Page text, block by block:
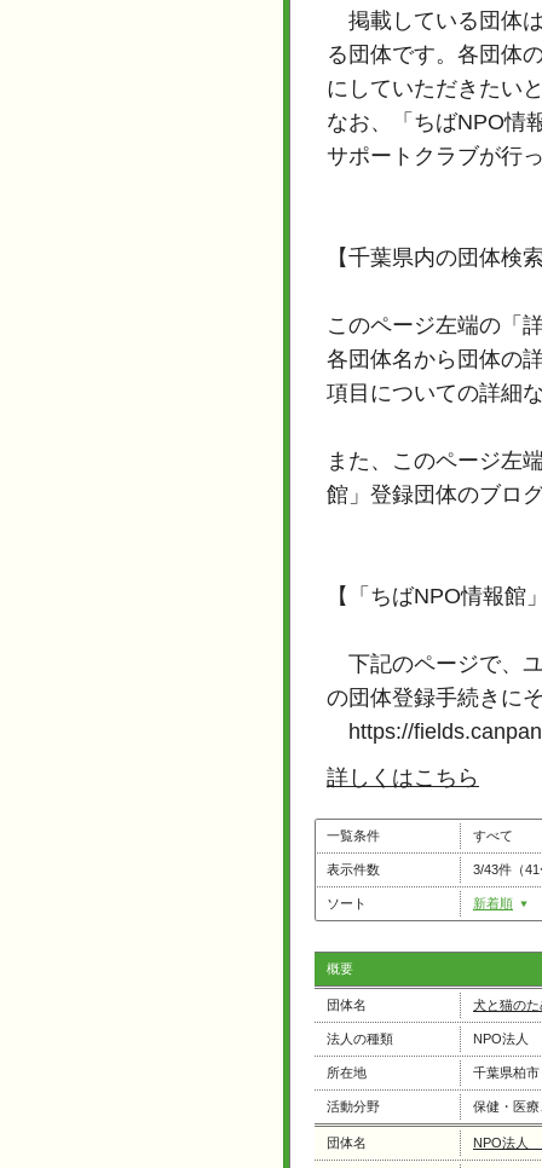
掲載している団体
る団体です。各団体
にしていただきたい
なお、「ちばNPO情
サポートクラブが行
【千葉県内の団体検
このページ左端の「
各団体名から団体の
項目についての詳細
また、このページ左
館」登録団体のブロ
【「ちばNPO情報
下記のページで、
の団体登録手続きに
https://
詳しくはこちら
一覧条件 すべて
表示件数 3/43件（
ソート 新着順
概要
団体名 犬と猫の
法人の種類 NPO法人
所在地 千葉県柏市
活動分野 保健・医
団体名 NPO法人